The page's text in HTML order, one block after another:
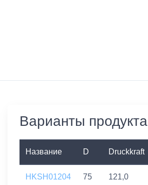
Варианты продукта
Название D Druckkraft
HKSH01204 75 121,0